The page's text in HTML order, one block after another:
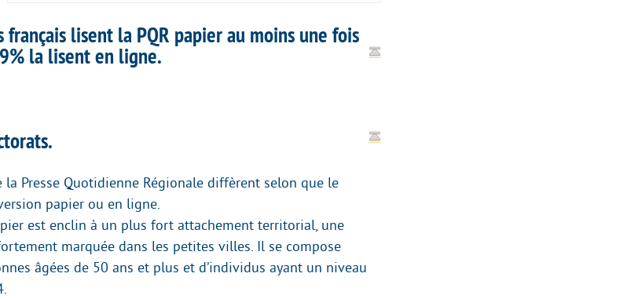
lisent la PQR papier au moins une fois
la lisent en ligne.
la Presse Quotidienne Régionale diffèrent selon que le
papier ou en ligne.
est enclin à un plus fort attachement territorial, une
marquée dans les petites villes. Il se compose
âgées de 50 ans et plus et d’individus ayant un niveau